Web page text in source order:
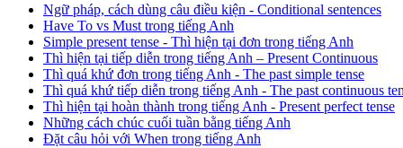
Ngữ pháp, cách dùng câu điều kiện - Conditional sentences
Have To vs Must trong tiếng Anh
Simple present tense - Thì hiện tại đơn trong tiếng Anh
Thì hiện tại tiếp diễn trong tiếng Anh – Present Continuous
Thì quá khứ đơn trong tiếng Anh - The past simple tense
Thì quá khứ tiếp diễn trong tiếng Anh - The past continuous
Thì hiện tại hoàn thành trong tiếng Anh - Present perfect tense
Những cách chúc cuối tuần bằng tiếng Anh
Đặt câu hỏi với When trong tiếng Anh